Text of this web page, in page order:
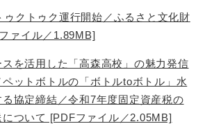
ゥクトゥク運行開始／ふるさと文化財
ァイル／1.89MB]
を活用した「高森高校」の魅力発信
ットボトルの「ボトルtoボトル」水
協定締結／令和7年度固定資産税の
ついて [PDFファイル／2.05MB]